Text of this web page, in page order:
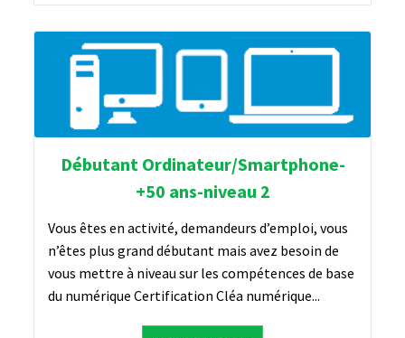
Débutant Ordinateur/Smartphone-
+50 ans-niveau 2
Vous êtes en activité, demandeurs d’emploi, vous
n’êtes plus grand débutant mais avez besoin de
vous mettre à niveau sur les compétences de base
du numérique Certification Cléa numérique...